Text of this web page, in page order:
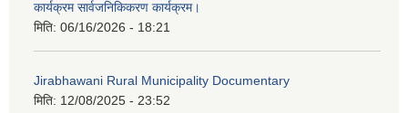
कार्यक्रम सार्वजनिकिकरण कार्यक्रम।
मिति: 06/16/2026 - 18:21
Jirabhawani Rural Municipality Documentary
मिति: 12/08/2025 - 23:52